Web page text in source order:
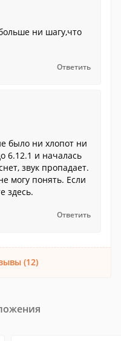
ни шагу,что
Ответить
было ни хлопот ни
6.12.1 и началась
звук пропадает.
могу понять. Если
здесь.
Ответить
(12)